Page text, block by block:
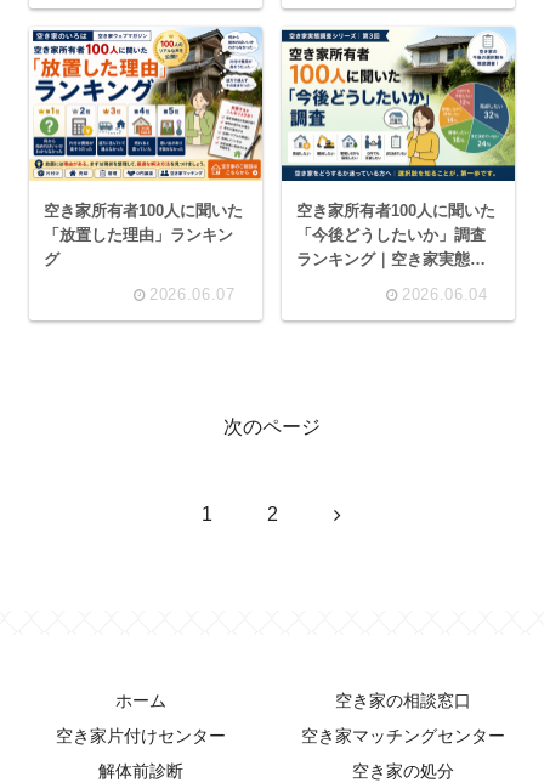
空き家所有者100人に聞いた
「放置した理由」ランキン
グ
2026.06.07
空き家所有者100人に聞いた
「今後どうしたいか」調査
ランキング｜空き家実態調
2026.06.04
次のページ
1 2 次
ホーム
空き家の相談窓口
空き家片付けセンター
空き家マッチングセンター
解体前診断
空き家の処分